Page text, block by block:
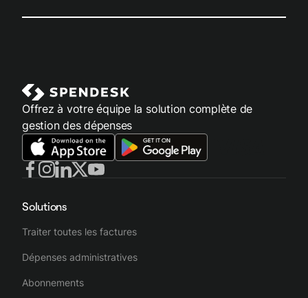
Offrez à votre équipe la solution complète de
gestion des dépenses
Solutions
Traiter toutes les factures
Dépenses administratives
Abonnements